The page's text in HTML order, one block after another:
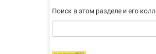
Поиск в этом разделе и его